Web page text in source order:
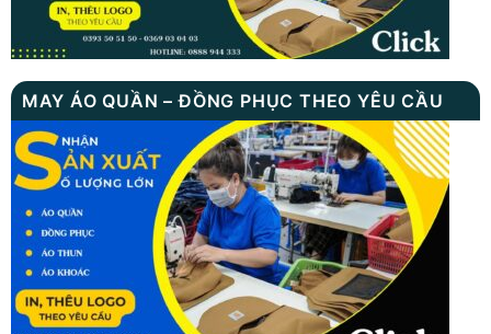
MAY ÁO QUẦN – ĐỒNG PHỤC THEO YÊU CẦU